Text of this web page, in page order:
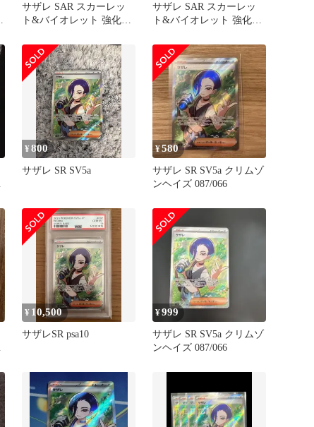
サザレ SAR スカーレッ
ト&バイオレット 強化拡
ズ …
サザレ SAR スカーレッ
ト&バイオレット 強化拡
ズ …
¥800
サザレ SR SV5a
¥580
サザレ SR SV5a クリムゾ
ンヘイズ 087/066
¥ 10,500
サザレSR psa10
¥999
サザレ SR SV5a クリムゾ
ンヘイズ 087/066